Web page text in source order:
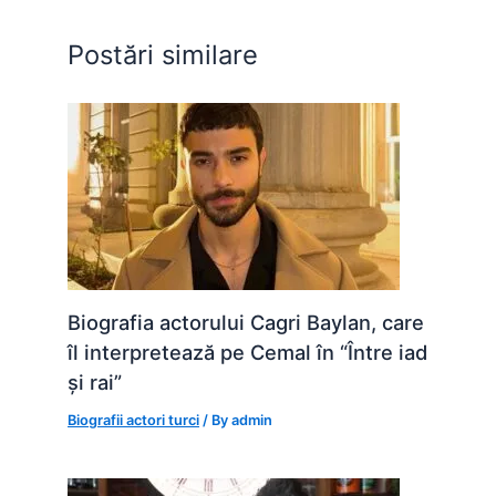
o
k
p g
er
Postări similare
Biografia actorului Cagri Baylan, care
îl interpretează pe Cemal în “Între iad
și rai”
Biografii actori turci / Byadmin